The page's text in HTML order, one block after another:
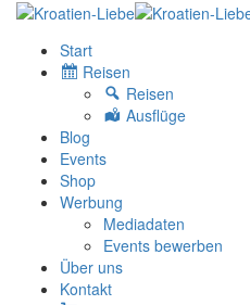
Start
Reisen
Reisen
Ausflüge
Blog
Events
Shop
Werbung
Mediadaten
Events bewerben
Über uns
Kontakt